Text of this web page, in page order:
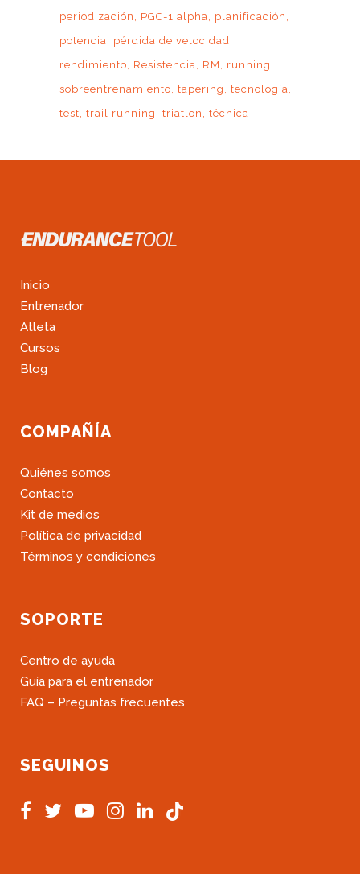
periodización
PGC-1 alpha
planificación
potencia
pérdida de velocidad
rendimiento
Resistencia RM
running
sobreentrenamiento tapering
tecnología
test trail running triatlon técnica
Inicio
Entrenador
Atleta
Cursos
Blog
COMPAÑÍA
Quiénes somos
Contacto
Kit de medios
Política de privacidad
Términos y condiciones
SOPORTE
Centro de ayuda
Guía para el entrenador
FAQ – Preguntas frecuentes
SEGUINOS